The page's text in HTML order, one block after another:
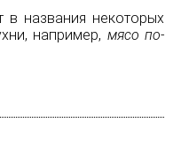
в названия некоторых
например, мясо по-